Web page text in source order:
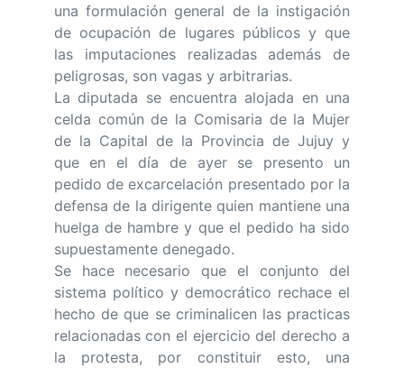
una formulación general de la instigación
de ocupación de lugares públicos y que
las imputaciones realizadas además de
peligrosas, son vagas y arbitrarias.
La diputada se encuentra alojada en una
celda común de la Comisaria de la Mujer
de la Capital de la Provincia de Jujuy y
que en el día de ayer se presento un
pedido de excarcelación presentado por la
defensa de la dirigente quien mantiene una
huelga de hambre y que el pedido ha sido
supuestamente denegado.
Se hace necesario que el conjunto del
sistema político y democrático rechace el
hecho de que se criminalicen las practicas
relacionadas con el ejercicio del derecho a
la protesta, por constituir esto, una